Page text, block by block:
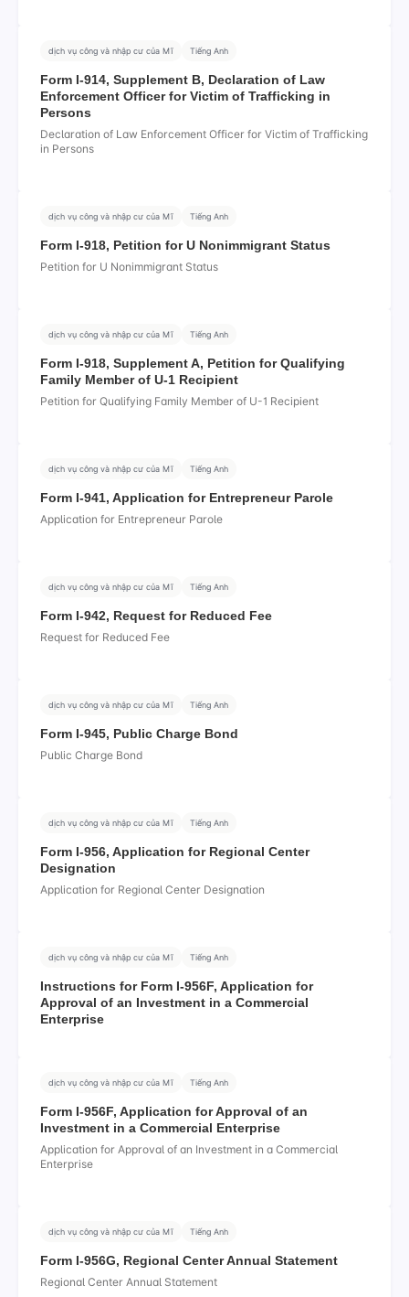
dịch vụ công và nhập cư của Mĩ Tiếng Anh
Form I-914, Supplement B, Declaration of Law
Enforcement Officer for Victim of Trafficking in
Persons
Declaration of Law Enforcement Officer for Victim of Trafficking
in Persons
dịch vụ công và nhập cư của Mĩ Tiếng Anh
Form I-918, Petition for U Nonimmigrant Status
Petition for U Nonimmigrant Status
dịch vụ công và nhập cư của Mĩ Tiếng Anh
Form I-918, Supplement A, Petition for Qualifying
Family Member of U-1 Recipient
Petition for Qualifying Family Member of U-1 Recipient
dịch vụ công và nhập cư của Mĩ Tiếng Anh
Form I-941, Application for Entrepreneur Parole
Application for Entrepreneur Parole
dịch vụ công và nhập cư của Mĩ Tiếng Anh
Form I-942, Request for Reduced Fee
Request for Reduced Fee
dịch vụ công và nhập cư của Mĩ Tiếng Anh
Form I-945, Public Charge Bond
Public Charge Bond
dịch vụ công và nhập cư của Mĩ Tiếng Anh
Form I-956, Application for Regional Center
Designation
Application for Regional Center Designation
dịch vụ công và nhập cư của Mĩ Tiếng Anh
Instructions for Form I-956F, Application for
Approval of an Investment in a Commercial
Enterprise
dịch vụ công và nhập cư của Mĩ Tiếng Anh
Form I-956F, Application for Approval of an
Investment in a Commercial Enterprise
Application for Approval of an Investment in a Commercial
Enterprise
dịch vụ công và nhập cư của Mĩ Tiếng Anh
Form I-956G, Regional Center Annual Statement
Regional Center Annual Statement